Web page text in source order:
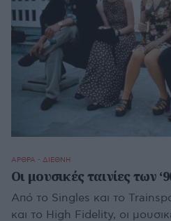
ΑΡΘΡΑ - ΔΙΕΘΝΗ
Οι μουσικές ταινίες των
Από το Singles και το
και το High Fidelity, οι